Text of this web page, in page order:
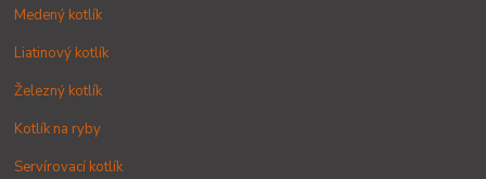
Medený kotlík
Liatinový kotlík
Železný kotlík
Kotlík na ryby
Servírovací kotlík